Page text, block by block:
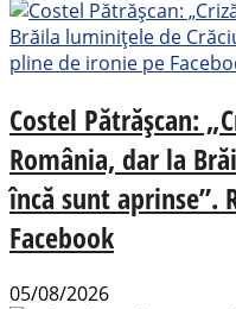
Costel Pătrășcan:
România, dar la
încă sunt aprinse”.
Facebook
05/08/2026